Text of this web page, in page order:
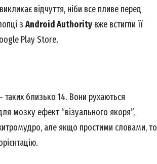
відчуття, ніби все пливе перед
з Android Authority вже встигли її
Play Store.
близько 14. Вони рухаються
мозку ефект “візуального якоря”,
але якщо простими словами, то